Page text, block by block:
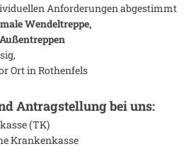
Anforderungen abgestimmt
Wendeltreppe,
Außentreppen
Ort inRothenfels
Antragstellung bei uns:
(TK)
Krankenkasse